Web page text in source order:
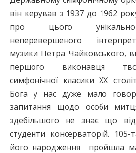
він керував з 1937 до 1962
про цього
неперевершеного
музики Петра Чайковського,
першого виконавця
симфонічної класики ХХ
Бога у нас дуже мало
запитання щодо особи
здебільшого не знає що
студенти консерваторій.
його народження пройшла